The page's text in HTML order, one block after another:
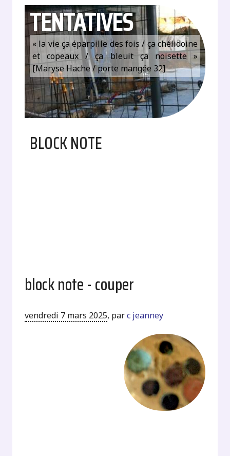
TENTATIVES
« la vie ça éparpille des fois / ça chélidoine
et copeaux / ça bleuit ça noisette »
[Maryse Hache / porte mangée 32]
BLOCK NOTE
block note - couper
vendredi 7 mars 2025, parc jeanney